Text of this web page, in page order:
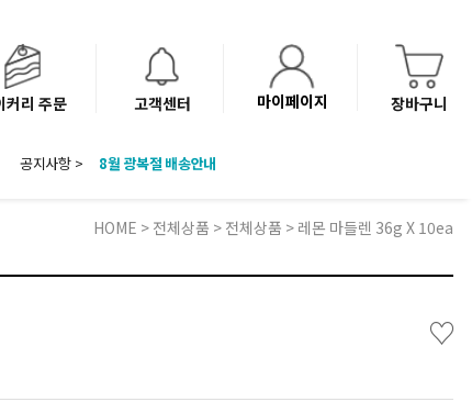
커리 주문 고객센터 마이페이지 장바구니
공지사항 >
'NEW 바이브믹스 or 바리스타시럽 1종' 체험단 발표
HOME > 전체상품 > 전체상품 > 레몬 마들렌 36g X 10ea
♡